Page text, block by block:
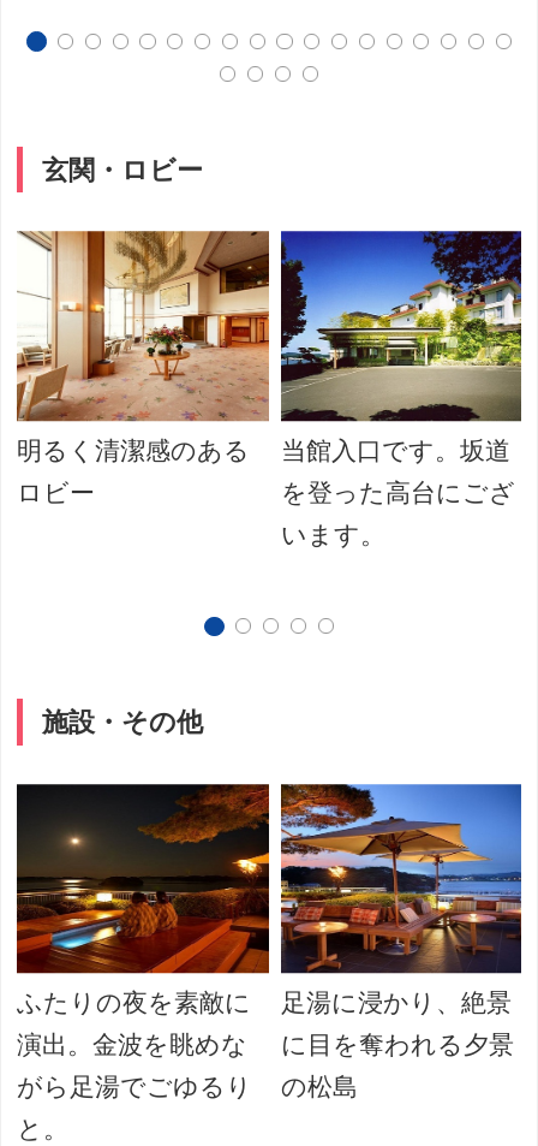
玄関・ロビー
明るく清潔感のある
ロビー
当館入口です。坂道
を登った高台にござ
います。
施設・その他
ふたりの夜を素敵に
演出。金波を眺めな
がら足湯でごゆるり
と。
足湯に浸かり、絶景
に目を奪われる夕景
の松島